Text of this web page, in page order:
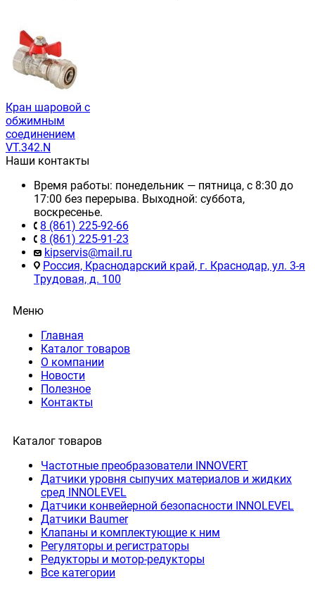
Кран шаровой с
обжимным
соединением
VT.342.N
Наши контакты
Время работы: понедельник — пятница, с 8:30 до
17:00 без перерыва. Выходной: суббота,
воскресенье.
8 (861) 225-92-66
8 (861) 225-91-23
kipservis@mail.ru
Россия, Краснодарский край, г. Краснодар, ул. 3-я
Трудовая, д. 100
Меню
Главная
Каталог товаров
О компании
Новости
Полезное
Контакты
Каталог товаров
Частотные преобразователи INNOVERT
Датчики уровня сыпучих материалов и жидких
сред INNOLEVEL
Датчики конвейерной безопасности INNOLEVEL
Датчики Baumer
Клапаны и комплектующие к ним
Регуляторы и регистраторы
Редукторы и мотор-редукторы
Все категории